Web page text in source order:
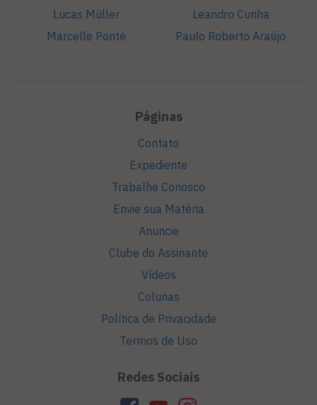
Lucas Müller
Marcelle Ponté
Leandro Cunha
Paulo Roberto Araújo
Páginas
Contato
Expediente
Trabalhe Conosco
Envie sua Matéria
Anuncie
Clube do Assinante
Vídeos
Colunas
Política de Privacidade
Termos de Uso
Redes Sociais